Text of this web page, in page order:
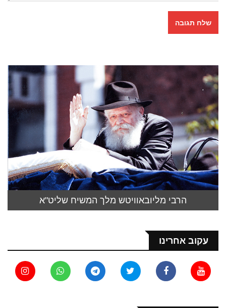
הרבי מליובאוויטש מלך המשיח שליט"א
עקוב אחרינו